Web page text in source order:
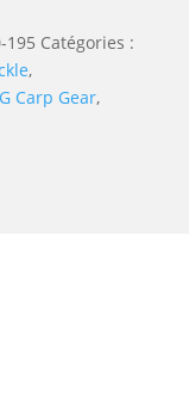
195 Catégories :
,
Carp Gear,